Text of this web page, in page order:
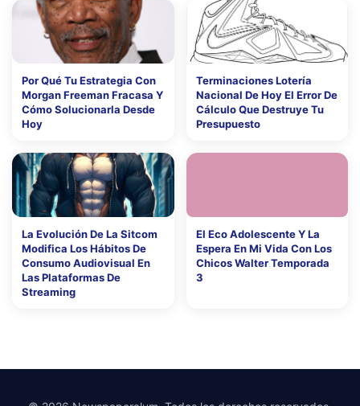
Por Qué Tu Estrategia Con
Morgan Freeman Fracasa Y
Cómo Solucionarla Desde
Hoy
Terminaciones Lotería
Nacional De Hoy El Error De
Cálculo Que Destruye Tu
Presupuesto
La Evolución De La Sitcom
Modifica Los Hábitos De
Consumo Audiovisual En
Las Plataformas De
Streaming
El Eco Adolescente Y La
Espera En Mi Vida Con Los
Chicos Walter Temporada
3